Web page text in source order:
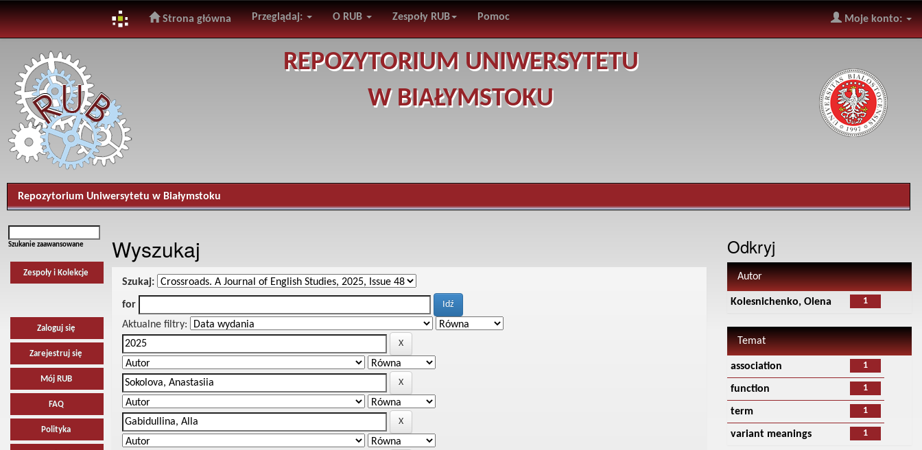
navigation
Strona główna Przeglądaj: O RUB Zespoły RUB Pomoc Moje konto:
REPOZYTORIUM UNIWERSYTETU
W BIAŁYMSTOKU
Repozytorium Uniwersytetu w Białymstoku
Szukanie zaawansowane
Zespoły i Kolekcje
Zaloguj się
Zarejestruj się
Mój RUB
FAQ
Polityka
Wyszukaj
Szukaj:
for
Aktualne filtry:
Odkryj
Autor
1
Kolesnichenko, Olena
Temat
1
association
1
function
1
term
1
variant meanings